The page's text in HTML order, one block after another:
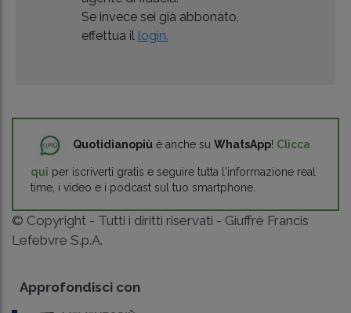
Se invece sei già abbonato,
effettua il login.
Quotidianopiù è anche su WhatsApp! Clicca
qui per iscriverti gratis e seguire tutta l'informazione real
time, i video e i podcast sul tuo smartphone.
© Copyright - Tutti i diritti riservati - Giuffrè Francis
Lefebvre S.p.A.
Approfondisci con